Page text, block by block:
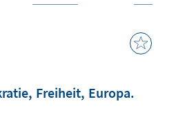
Freiheit, Europa.